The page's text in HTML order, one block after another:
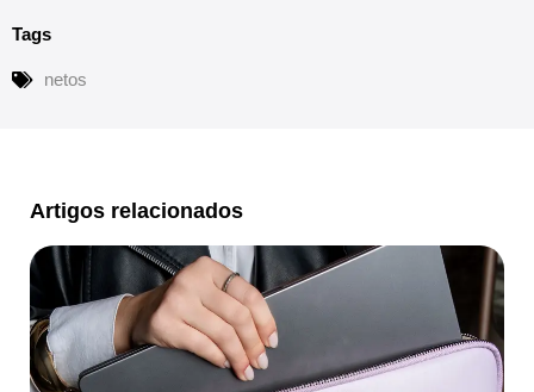
Tags
netos
Artigos relacionados